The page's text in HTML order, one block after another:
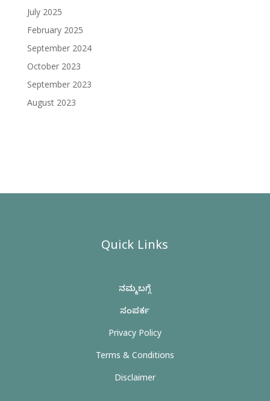
July 2025
February 2025
September 2024
October 2023
September 2023
August 2023
Quick Links
ನಮ್ಮ ಬಗ್ಗೆ
ಸಂಪರ್ಕ
Privacy Policy
Terms & Conditions
Disclaimer